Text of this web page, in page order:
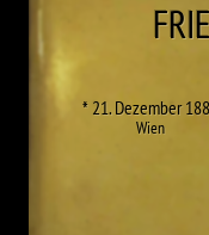
* 21. Dezember
Wien